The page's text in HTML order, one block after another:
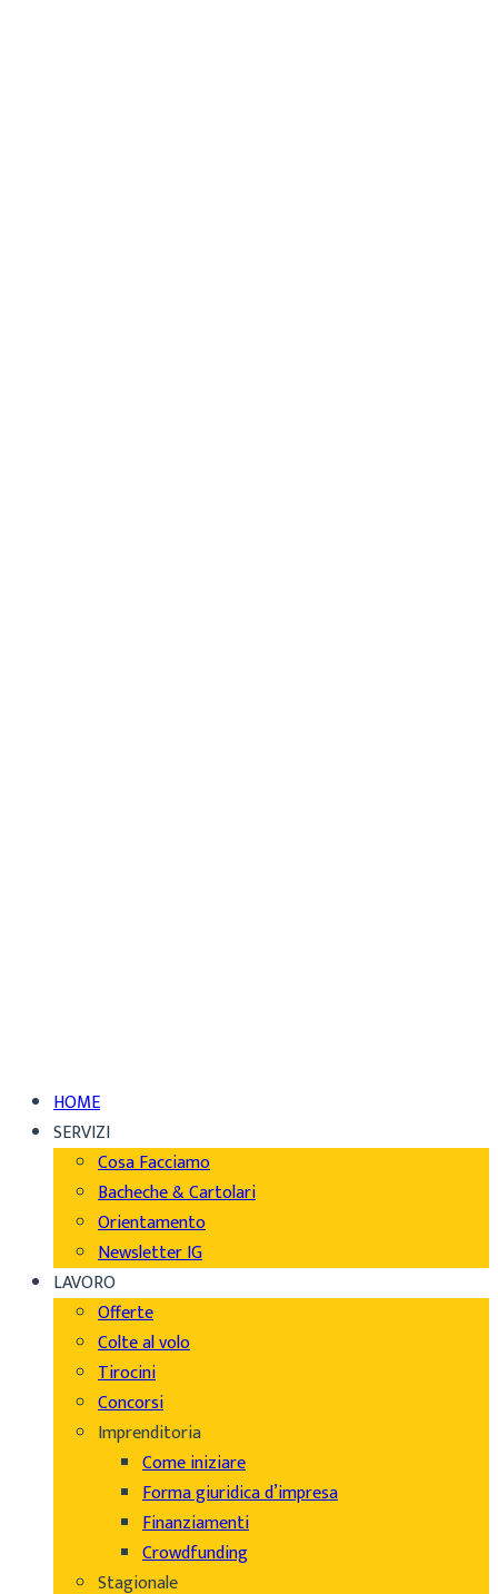
HOME
SERVIZI
Cosa Facciamo
Bacheche & Cartolari
Orientamento
Newsletter IG
LAVORO
Offerte
Colte al volo
Tirocini
Concorsi
Imprenditoria
Come iniziare
Forma giuridica d’impresa
Finanziamenti
Crowdfunding
Stagionale